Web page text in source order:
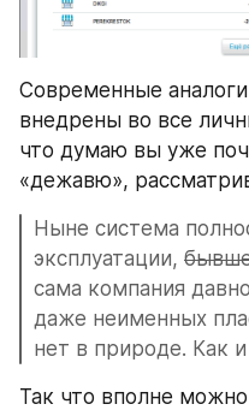
Современные
внедрены во все
что думаю вы уже
«дежавю»,
Ныне система
эксплуатации,
сама компания
даже неименных
нет в природе. Как
Так что вполне можно